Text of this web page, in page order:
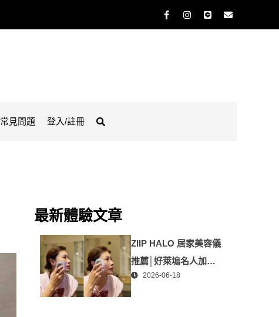
常見問題 登入/註冊
最新體驗文章
ZIIP HALO 居家美容儀
推薦│好萊塢名人加持
「掌上型」智能美膚管
2026-06-18